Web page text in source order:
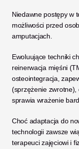
Niedawne postępy w
możliwości przed
amputacjach.
Ewoluujące techniki
reinerwacja mięśni
osteointegracja,
(sprzężenie zwrotne),
sprawia wrażenie
Choć adaptacja do
technologii zawsze
terapeuci zajęciowi i